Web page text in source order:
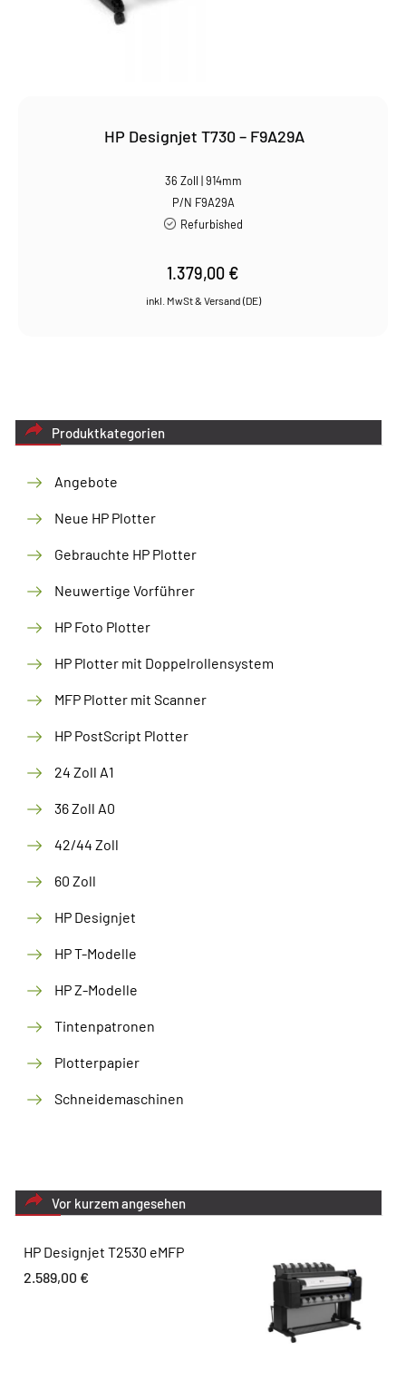
HP Designjet T730 – F9A29A
36 Zoll | 914mm
P/N F9A29A
Refurbished
1.379,00 €
Produktkategorien
Angebote
Neue HP Plotter
Gebrauchte HP Plotter
Neuwertige Vorführer
HP Foto Plotter
HP Plotter mit Doppelrollensystem
MFP Plotter mit Scanner
HP PostScript Plotter
24 Zoll A1
36 Zoll A0
42/44 Zoll
60 Zoll
HP Designjet
HP T-Modelle
HP Z-Modelle
Tintenpatronen
Plotterpapier
Schneidemaschinen
Vor kurzem angesehen
HP Designjet T2530 eMFP
2.589,00 €